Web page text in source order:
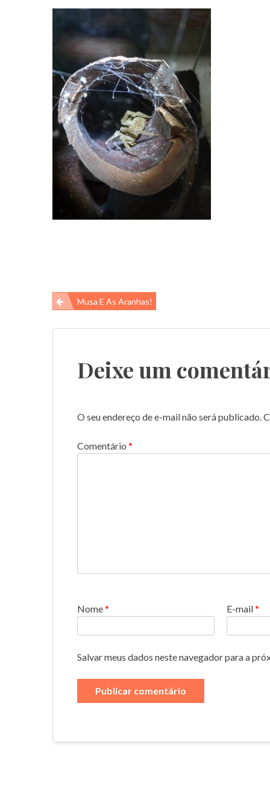
Navegação
de
Musa E As Aranhas!
Deixe um
O seu endereço de e-mail não será publicado.
Comentário *
Nome* E-mail*
Salvar meus dados neste navegador para a